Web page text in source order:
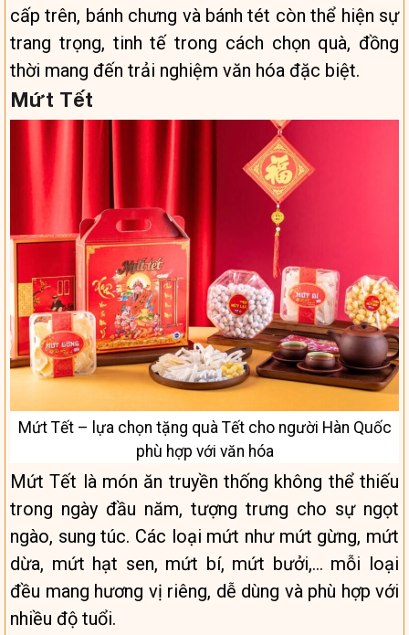
cấp trên, bánh chưng và bánh tét còn thể hiện sự
trang trọng, tinh tế trong cách chọn quà, đồng
thời mang đến trải nghiệm văn hóa đặc biệt.
Mứt Tết
Mứt Tết – lựa chọn tặng quà Tết cho người Hàn Quốc
phù hợp với văn hóa
Mứt Tết là món ăn truyền thống không thể thiếu
trong ngày đầu năm, tượng trưng cho sự ngọt
ngào, sung túc. Các loại mứt như mứt gừng, mứt
dừa, mứt hạt sen, mứt bí, mứt bưởi,… mỗi loại
đều mang hương vị riêng, dễ dùng và phù hợp với
nhiều độ tuổi.